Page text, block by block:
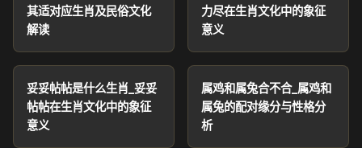
其适对应生肖及民俗文化
解读
力尽在生肖文化中的象征
意义
妥妥帖帖是什么生肖_妥妥
帖帖在生肖文化中的象征
意义
属鸡和属兔合不合_属鸡和
属兔的配对缘分与性格分
析